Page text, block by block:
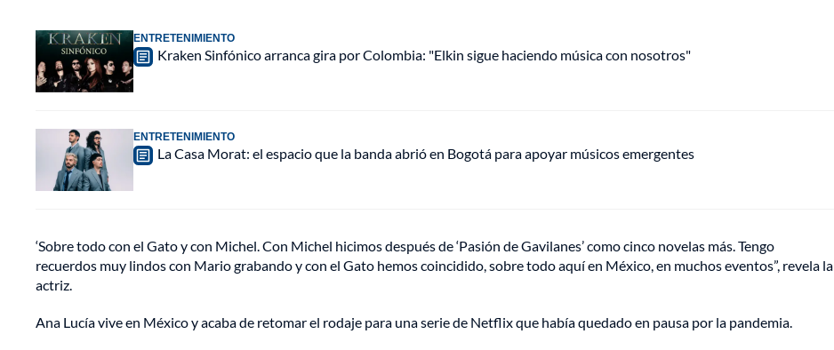
ENTRETENIMIENTO
Kraken Sinfónico arranca gira por Colombia: "Elkin sigue haciendo música con nosotros"
ENTRETENIMIENTO
La Casa Morat: el espacio que la banda abrió en Bogotá para apoyar músicos emergentes
‘Sobre todo con el Gato y con Michel. Con Michel hicimos después de ‘Pasión de Gavilanes’ como cinco novelas más. Tengo
recuerdos muy lindos con Mario grabando y con el Gato hemos coincidido, sobre todo aquí en México, en muchos eventos”, revela la
actriz.
Ana Lucía vive en México y acaba de retomar el rodaje para una serie de Netflix que había quedado en pausa por la pandemia.